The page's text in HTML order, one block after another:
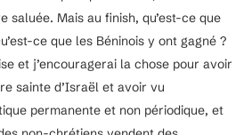
saluée. Mais au finish, qu’est-ce que
ce que les Béninois y ont gagné ?
et j’encouragerai la chose pour avoir
sainte d’Israël et avoir vu
permanente et non périodique, et